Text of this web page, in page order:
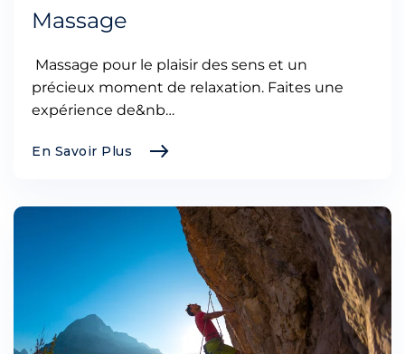
Massage
Massage pour le plaisir des sens et un
précieux moment de relaxation. Faites une
expérience de&nb…
En Savoir Plus